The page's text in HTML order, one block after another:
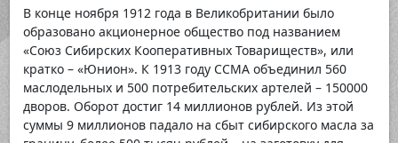
В конце ноября 1912 года в Великобритании было
образовано акционерное общество под названием
«Союз Сибирских Кооперативных Товариществ», или
кратко – «Юнион». К 1913 году ССМА объединил 560
маслодельных и 500 потребительских артелей – 150000
дворов. Оборот достиг 14 миллионов рублей. Из этой
суммы 9 миллионов падало на сбыт сибирского масла за